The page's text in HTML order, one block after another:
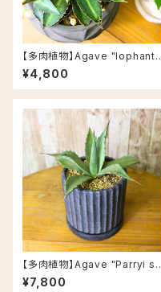
【多肉植物】Agave "lophanth
a" アガベ ロファンサ 子株付き
3.5号 セメント飾り鉢(皿付き)
鉢カラー/ブラック
¥4,800
【多肉植物】Agave "Parryi ss
p.Parryi" アガベ パリー 4号 セ
メント飾り鉢(皿付き) 鉢カラー/
¥7,800